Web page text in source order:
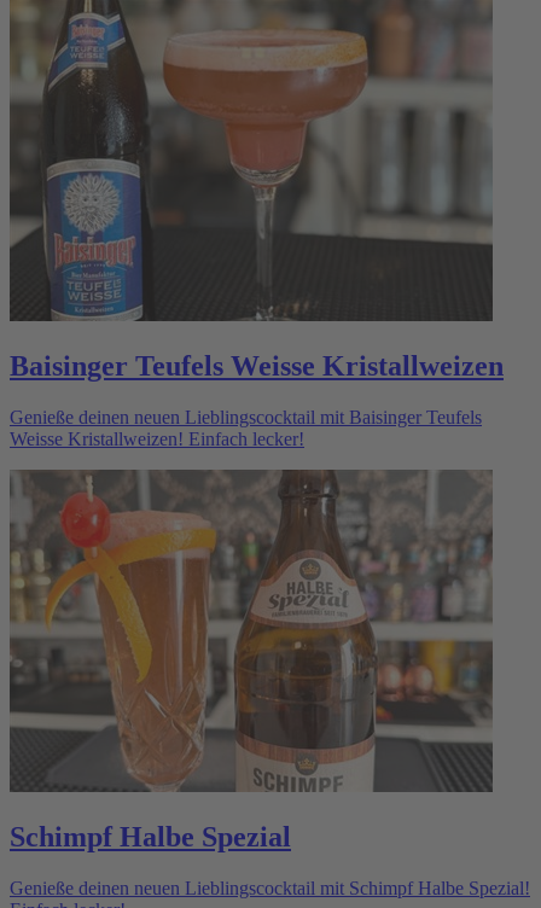
Baisinger Teufels Weisse Kristallweizen
Genieße deinen neuen Lieblingscocktail mit Baisinger Teufels
Weisse Kristallweizen! Einfach lecker!
Schimpf Halbe Spezial
Genieße deinen neuen Lieblingscocktail mit Schimpf Halbe Spezial!